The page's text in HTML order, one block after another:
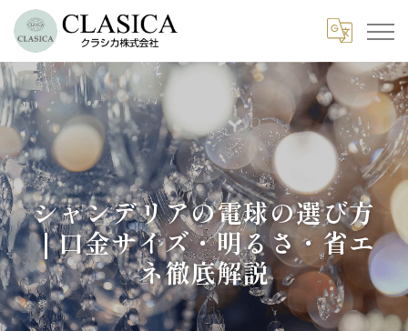
シャンデリアの電球の選び方
｜口金サイズ・明るさ・省エ
ネ徹底解説